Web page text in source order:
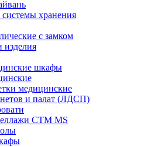
хранения
с замком
изделия
шкафы
медицинские
и палат (ЛДСП)
CTM MS